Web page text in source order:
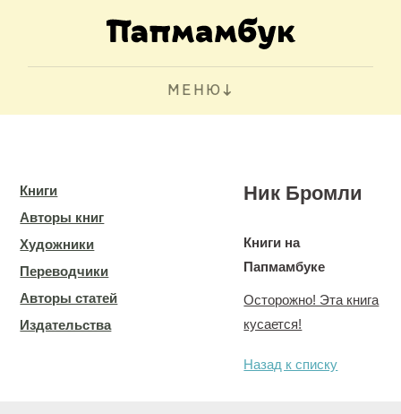
МЕНЮ
Книги
Авторы книг
Художники
Переводчики
Авторы статей
Издательства
Ник Бромли
Книги на
Папмамбуке
Осторожно! Эта книга
кусается!
Назад к списку